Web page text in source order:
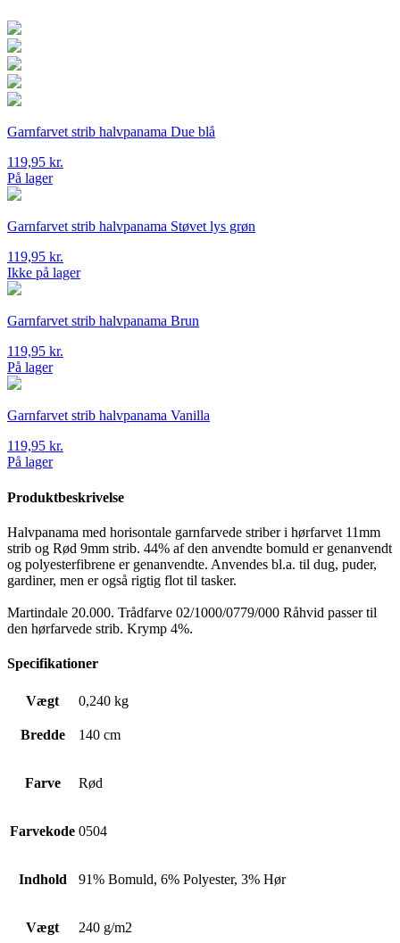
Garnfarvet strib halvpanama Due blå
119,95 kr.
På lager
Garnfarvet strib halvpanama Støvet lys grøn
119,95 kr.
Ikke på lager
Garnfarvet strib halvpanama Brun
119,95 kr.
På lager
Garnfarvet strib halvpanama Vanilla
119,95 kr.
På lager
Produktbeskrivelse
Halvpanama med horisontale garnfarvede striber i hørfarvet 11mm
strib og Rød 9mm strib. 44% af den anvendte bomuld er genanvendt
og polyesterfibrene er genanvendte. Anvendes bl.a. til dug, puder,
gardiner, men er også rigtig flot til tasker.
Martindale 20.000. Trådfarve 02/1000/0779/000 Råhvid passer til
den hørfarvede strib. Krymp 4%.
Specifikationer
Vægt 0,240 kg
Bredde 140 cm
Farve Rød
Farvekode 0504
Indhold 91% Bomuld, 6% Polyester, 3% Hør
Vægt 240 g/m2